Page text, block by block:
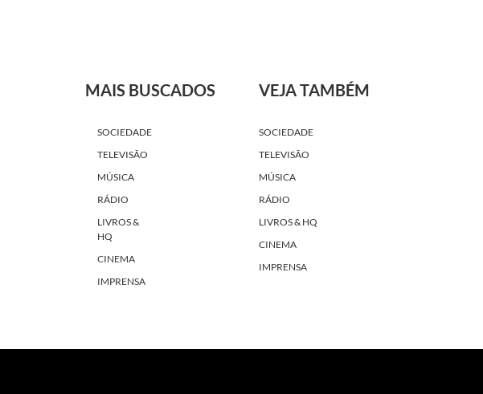
MAIS BUSCADOS
SOCIEDADE
TELEVISÃO
MÚSICA
RÁDIO
LIVROS &
HQ
CINEMA
IMPRENSA
VEJA TAMBÉM
SOCIEDADE
TELEVISÃO
MÚSICA
RÁDIO
LIVROS & HQ
CINEMA
IMPRENSA